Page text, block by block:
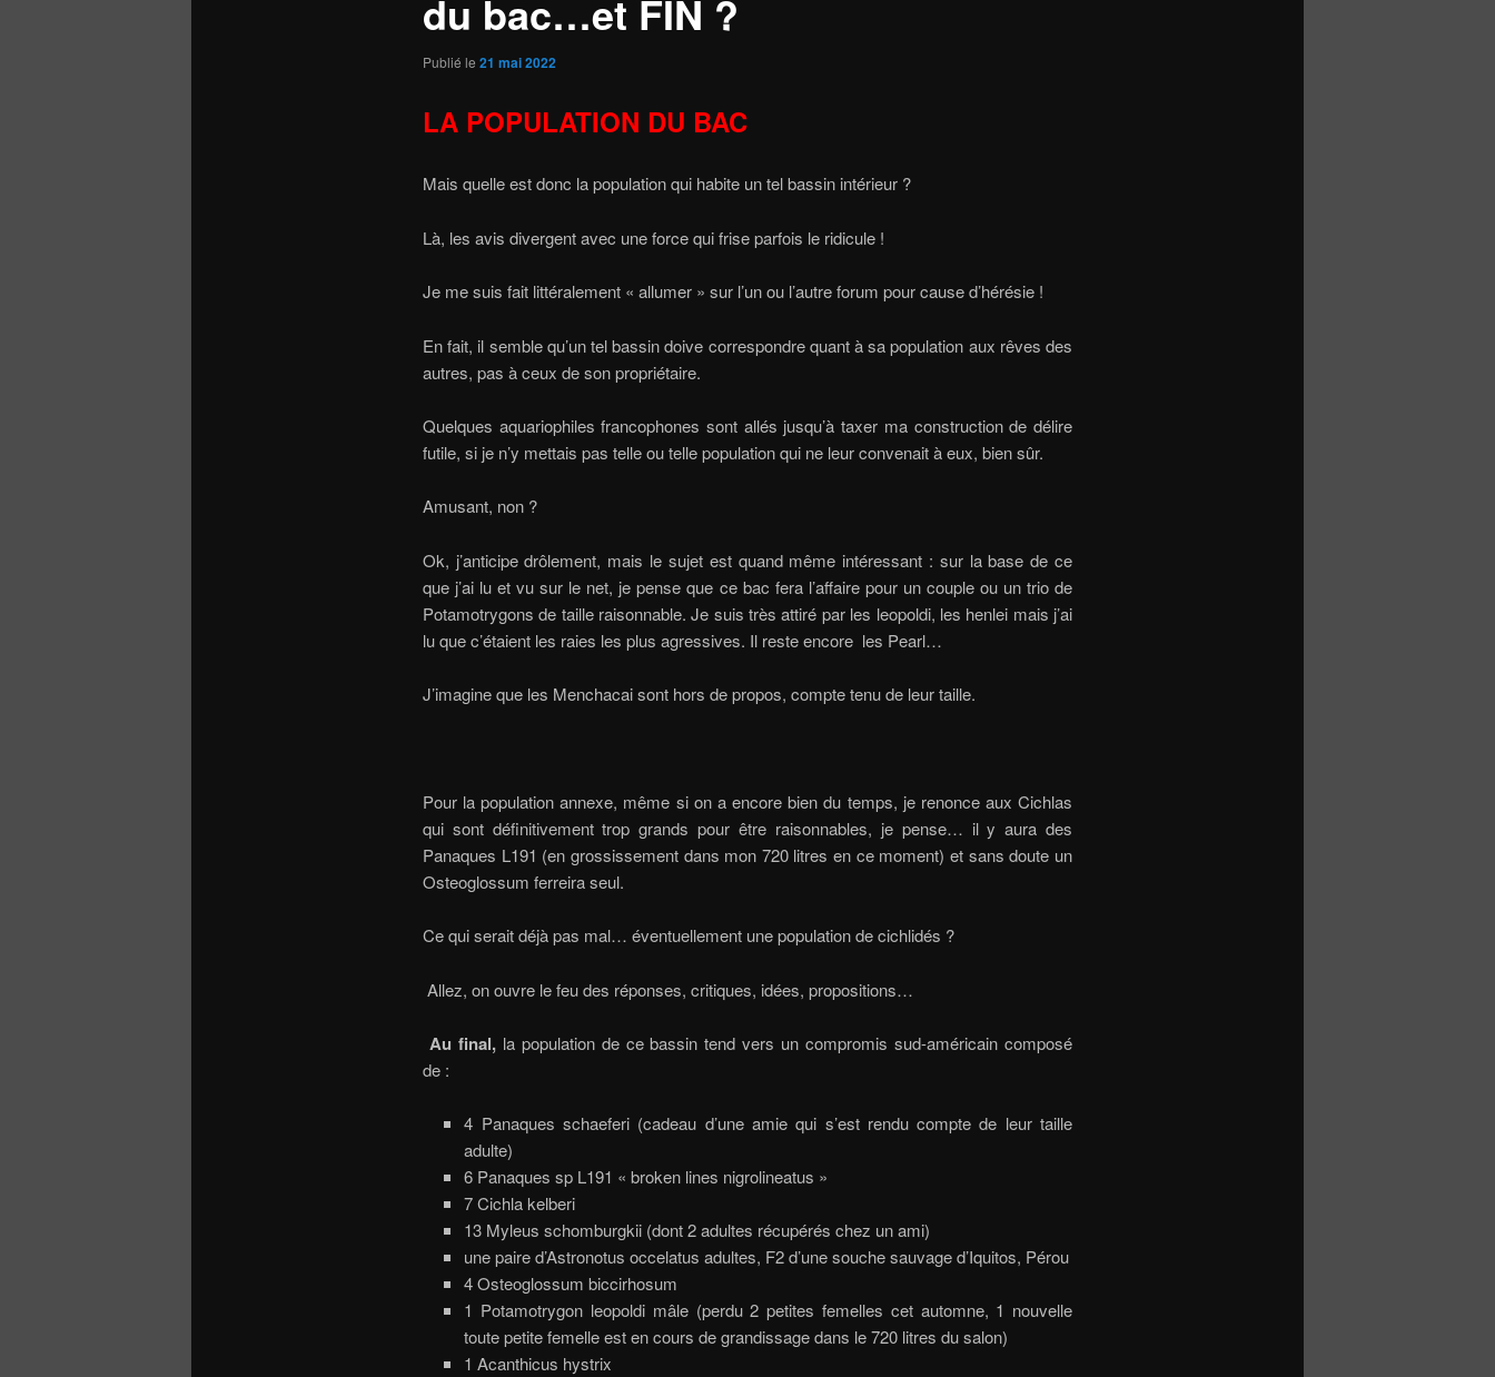
du bac…et FIN ?
Publié le 21 mai 2022
LA POPULATION DU BAC
Mais quelle est donc la population qui habite un tel bassin intérieur ?
Là, les avis divergent avec une force qui frise parfois le ridicule !
Je me suis fait littéralement « allumer » sur l’un ou l’autre forum pour cause d’hérésie !
En fait, il semble qu’un tel bassin doive correspondre quant à sa population aux rêves des
autres, pas à ceux de son propriétaire.
Quelques aquariophiles francophones sont allés jusqu’à taxer ma construction de délire
futile, si je n’y mettais pas telle ou telle population qui ne leur convenait à eux, bien sûr.
Amusant, non ?
Ok, j’anticipe drôlement, mais le sujet est quand même intéressant : sur la base de ce
que j’ai lu et vu sur le net, je pense que ce bac fera l’affaire pour un couple ou un trio de
Potamotrygons de taille raisonnable. Je suis très attiré par les leopoldi, les henlei mais j’ai
lu que c’étaient les raies les plus agressives. Il reste encore les Pearl…
J’imagine que les Menchacai sont hors de propos, compte tenu de leur taille.
Pour la population annexe, même si on a encore bien du temps, je renonce aux Cichlas
qui sont définitivement trop grands pour être raisonnables, je pense… il y aura des
Panaques L191 (en grossissement dans mon 720 litres en ce moment) et sans doute un
Osteoglossum ferreira seul.
Ce qui serait déjà pas mal… éventuellement une population de cichlidés ?
Allez, on ouvre le feu des réponses, critiques, idées, propositions…
Au final, la population de ce bassin tend vers un compromis sud-américain composé
de :
4 Panaques schaeferi (cadeau d’une amie qui s’est rendu compte de leur taille
adulte)
6 Panaques sp L191 « broken lines nigrolineatus »
7 Cichla kelberi
13 Myleus schomburgkii (dont 2 adultes récupérés chez un ami)
une paire d’Astronotus occelatus adultes, F2 d’une souche sauvage d’Iquitos, Pérou
4 Osteoglossum biccirhosum
1 Potamotrygon leopoldi mâle (perdu 2 petites femelles cet automne, 1 nouvelle
toute petite femelle est en cours de grandissage dans le 720 litres du salon)
1 Acanthicus hystrix